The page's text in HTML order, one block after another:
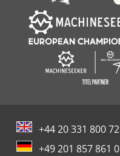
+44 20 331 800 72
+49 201 857 861 0